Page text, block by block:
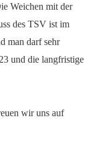
Weichen mit der
des TSV ist im
man darf sehr
und die langfristige
wir uns auf